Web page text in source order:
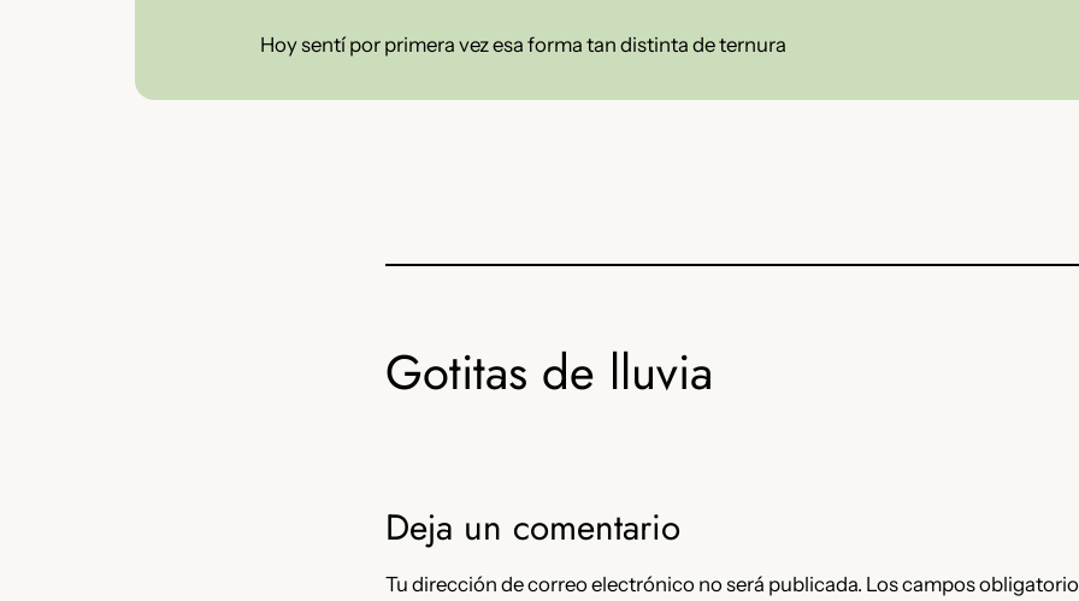
Hoy sentí por primera vez esa forma tan distinta de ternura
Gotitas de lluvia
Deja un comentario
Tu dirección de correo electrónico no será publicada. Los campos